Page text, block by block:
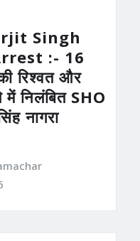
Singh
:- 16
रिश्वत और
में निलंबित SHO
नागरा